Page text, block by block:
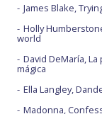
James Blake,
Holly
world
David DeMaría, La
mágica
Ella Langley,
Madonna,